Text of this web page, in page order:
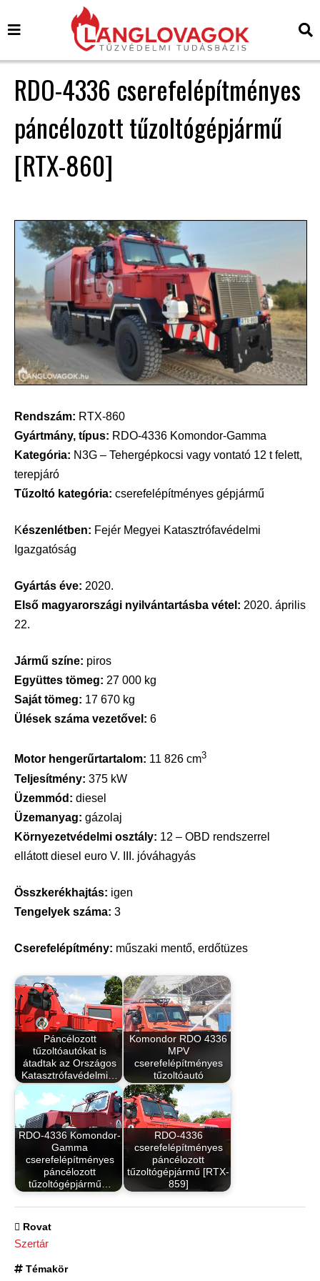
RDO-4336 cserefelépítményes
páncélozott tűzoltógépjármű
[RTX-860]
Rendszám: RTX-860
Gyártmány, típus: RDO-4336 Komondor-Gamma
Kategória: N3G – Tehergépkocsi vagy vontató 12 t felett,
terepjáró
Tűzoltó kategória: cserefelépítményes gépjármű
Készenlétben: Fejér Megyei Katasztrófavédelmi
Igazgatóság
Gyártás éve: 2020.
Első magyarországi nyilvántartásba vétel: 2020. április
22.
Jármű színe: piros
Együttes tömeg: 27 000 kg
Saját tömeg: 17 670 kg
Ülések száma vezetővel: 6
Motor hengerűrtartalom: 11 826 cm3
Teljesítmény: 375 kW
Üzemmód: diesel
Üzemanyag: gázolaj
Környezetvédelmi osztály: 12 – OBD rendszerrel
ellátott diesel euro V. III. jóváhagyás
Összkerékhajtás: igen
Tengelyek száma: 3
Cserefelépítmény: műszaki mentő, erdőtüzes
Páncélozott
tűzoltóautókat is
átadtak az Országos
Katasztrófavédelmi…
Komondor RDO 4336
MPV
cserefelépítményes
tűzoltóautó
RDO-4336 Komondor-
Gamma
cserefelépítményes
páncélozott
tűzoltógépjármű…
RDO-4336
cserefelépítményes
páncélozott
tűzoltógépjármű [RTX-
859]
Rovat
Szertár
Témakör